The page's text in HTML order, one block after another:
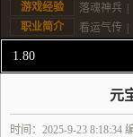
游戏经验
落魂神兵
职业简介
看运气传
1.80
元
时间：2025-9-23 8:18:34